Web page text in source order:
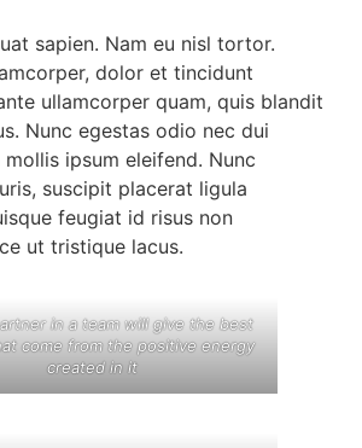
sapien. Nam eu nisl tortor.
dolor et tincidunt
ullamcorper quam, quis blandit
Nunc egestas odio nec dui
ipsum eleifend. Nunc
suscipit placerat ligula
feugiat id risus non
ut tristique lacus.
in a team will give the best
come from the positive energy
created in it